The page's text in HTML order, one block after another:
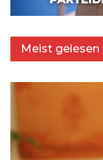
Meist gelesen